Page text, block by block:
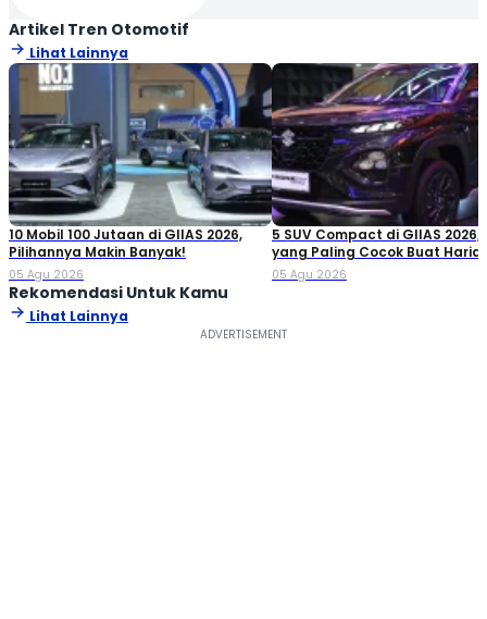
Artikel Tren Otomotif
Lihat Lainnya
10 Mobil 100 Jutaan di GIIAS 2026,
Pilihannya Makin Banyak!
05 Agu 2026
5 SUV Compact di GIIAS 2026,
yang Paling Cocok Buat
05 Agu 2026
Rekomendasi Untuk Kamu
Lihat Lainnya